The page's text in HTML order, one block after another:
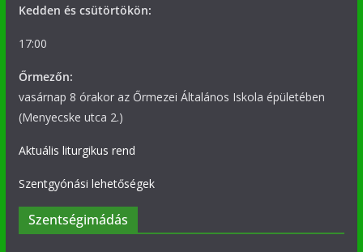
Kedden és csütörtökön:
17:00
Őrmezőn:
vasárnap 8 órakor az Őrmezei Általános Iskola épületében
(Menyecske utca 2.)
Aktuális liturgikus rend
Szentgyónási lehetőségek
Szentségimádás